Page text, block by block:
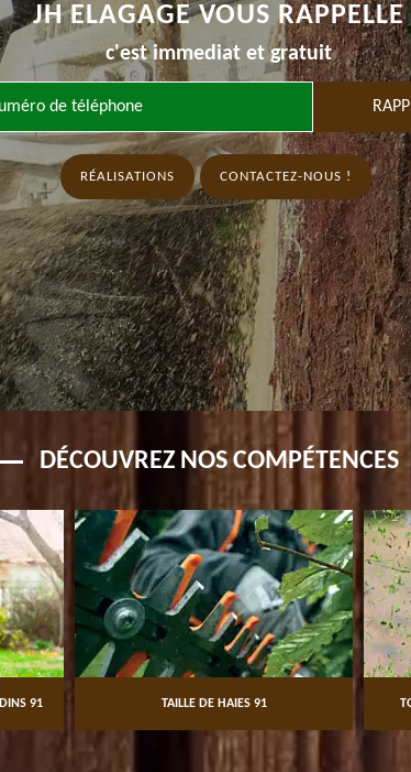
JH ELAGAGE VOUS RAPPELLE
c'est immediat et gratuit
RÉALISATIONS CONTACTEZ-NOUS !
DÉCOUVREZ NOS COMPÉTENCES
91 TAILLE DE HAIES 91